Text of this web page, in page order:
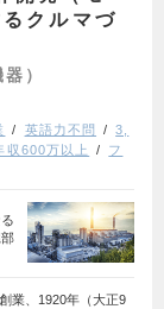
クルマづ
）
英語力不問
3,
収600万以上
フ
業、1920年（大正9